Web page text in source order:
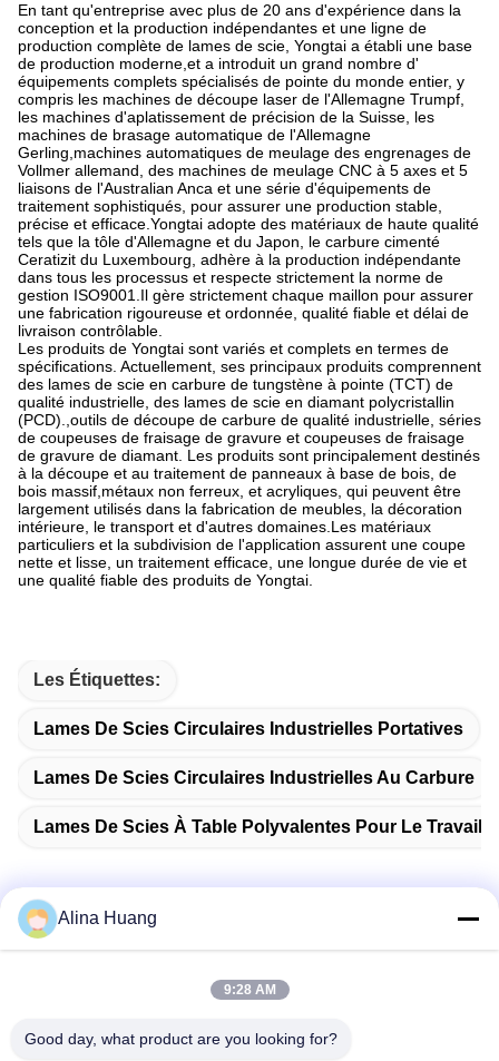
En tant qu'entreprise avec plus de 20 ans d'expérience dans la
conception et la production indépendantes et une ligne de
production complète de lames de scie, Yongtai a établi une base
de production moderne,et a introduit un grand nombre d'
équipements complets spécialisés de pointe du monde entier, y
compris les machines de découpe laser de l'Allemagne Trumpf,
les machines d'aplatissement de précision de la Suisse, les
machines de brasage automatique de l'Allemagne
Gerling,machines automatiques de meulage des engrenages de
Vollmer allemand, des machines de meulage CNC à 5 axes et 5
liaisons de l'Australian Anca et une série d'équipements de
traitement sophistiqués, pour assurer une production stable,
précise et efficace.Yongtai adopte des matériaux de haute qualité
tels que la tôle d'Allemagne et du Japon, le carbure cimenté
Ceratizit du Luxembourg, adhère à la production indépendante
dans tous les processus et respecte strictement la norme de
gestion ISO9001.Il gère strictement chaque maillon pour assurer
une fabrication rigoureuse et ordonnée, qualité fiable et délai de
livraison contrôlable.
Les produits de Yongtai sont variés et complets en termes de
spécifications. Actuellement, ses principaux produits comprennent
des lames de scie en carbure de tungstène à pointe (TCT) de
qualité industrielle, des lames de scie en diamant polycristallin
(PCD).,outils de découpe de carbure de qualité industrielle, séries
de coupeuses de fraisage de gravure et coupeuses de fraisage
de gravure de diamant. Les produits sont principalement destinés
à la découpe et au traitement de panneaux à base de bois, de
bois massif,métaux non ferreux, et acryliques, qui peuvent être
largement utilisés dans la fabrication de meubles, la décoration
intérieure, le transport et d'autres domaines.Les matériaux
particuliers et la subdivision de l'application assurent une coupe
nette et lisse, un traitement efficace, une longue durée de vie et
une qualité fiable des produits de Yongtai.
Les Étiquettes:
Lames De Scies Circulaires Industrielles Portatives
Lames De Scies Circulaires Industrielles Au Carbure
Lames De Scies À Table Polyvalentes Pour Le Travail
Zone de développement industriel Guanyao, ville de
Alina Huang
9:28 AM
Good day, what product are you looking for?